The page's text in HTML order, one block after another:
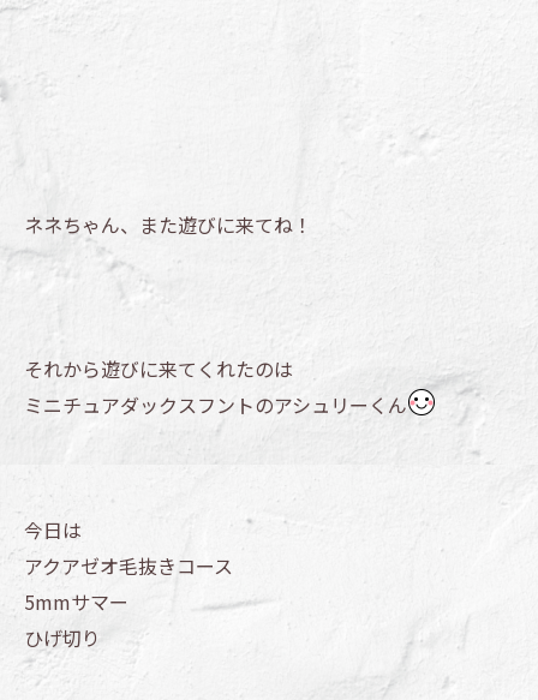
ネネちゃん、また遊びに来てね！
それから遊びに来てくれたのは
ミニチュアダックスフントのアシュリーくん
今日は
アクアゼオ毛抜きコース
5mmサマー
ひげ切り